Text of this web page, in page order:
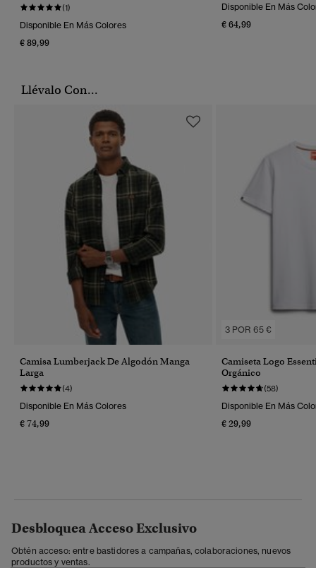
(1)
Disponible En Más Colores
€ 89,99
Disponible En Más
€ 64,99
Llévalo Con...
Camisa Lumberjack De Algodón Manga
Larga
(4)
Disponible En Más Colores
€ 74,99
3 POR 65 €
Camiseta Logo
Orgánico
(58)
Disponible En Más
€ 29,99
Desbloquea Acceso Exclusivo
Obtén acceso: entre bastidores a campañas, colaboraciones, nuevos
productos y ventas.